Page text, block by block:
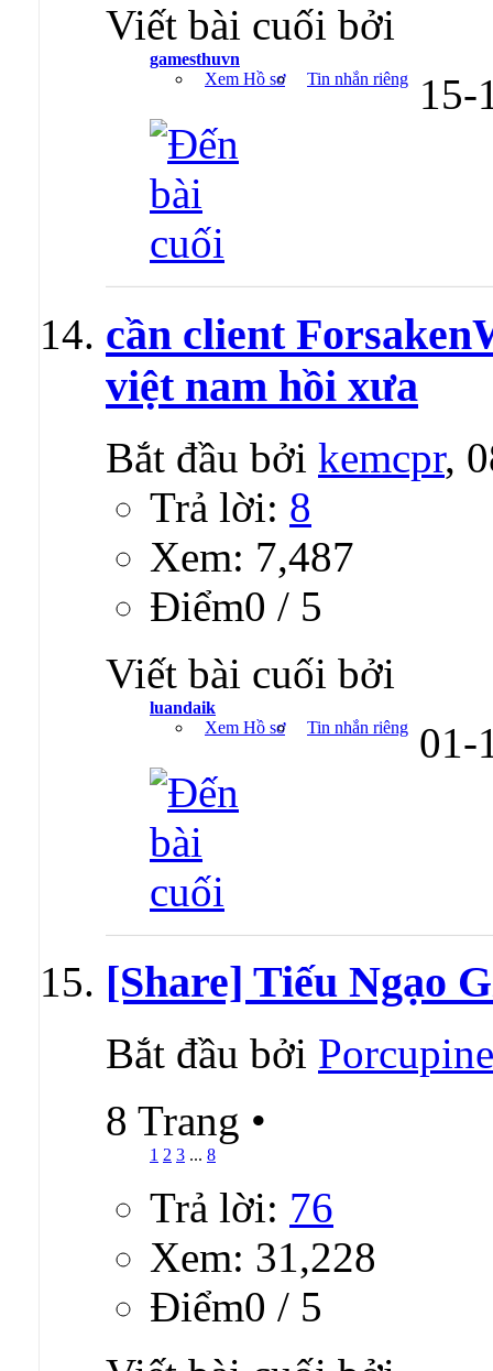
Viết bài cuối bởi
gamesthuvn
Xem Hồ sơ
Tin nhắn riêng
cần client
việt nam hồi xưa
Bắt đầu bởi kemcpr,
Trả lời: 8
Xem: 7,487
Ðiểm0 / 5
Viết bài cuối bởi
luandaik
Xem Hồ sơ
Tin nhắn riêng 01-
[Share] Tiếu Ngạo
Bắt đầu bởi Porcupine
8 Trang •
1 2 3 ... 8
Trả lời: 76
Xem: 31,228
Ðiểm0 / 5